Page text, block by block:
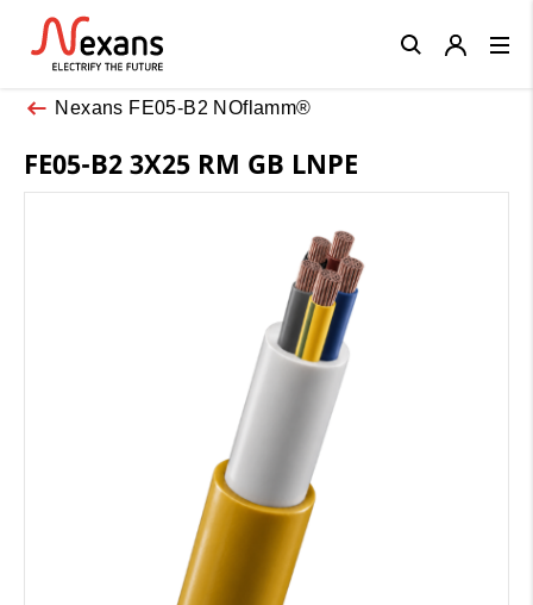
Nexans FE05-B2 NOflamm®
FE05-B2 3X25 RM GB LNPE
Close